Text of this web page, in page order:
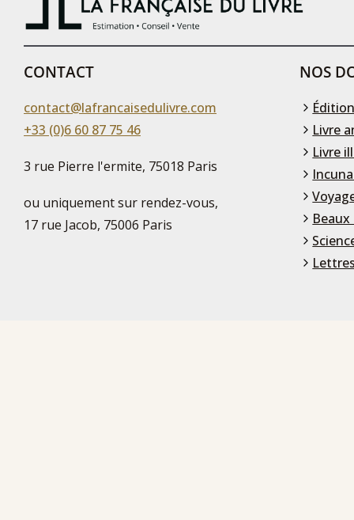
CONTACT
contact@lafrancaisedulivre.com
+33 (0)6 60 87 75 46
3 rue Pierre l'ermite, 75018 Paris
ou uniquement sur rendez-vous,
17 rue Jacob, 75006 Paris
NOS
Livre
Livre